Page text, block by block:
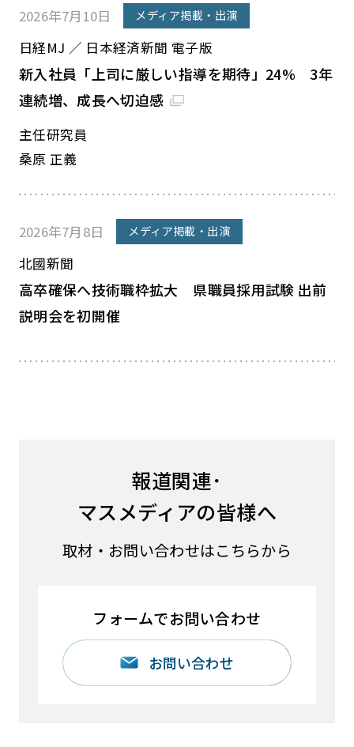
2026年7月10日 メディア掲載・出演
日経MJ ／ 日本経済新聞 電子版
新入社員「上司に厳しい指導を期待」24% 3年
連続増、成長へ切迫感
主任研究員
桑原 正義
2026年7月8日 メディア掲載・出演
北國新聞
高卒確保へ技術職枠拡大 県職員採用試験 出前
説明会を初開催
報道関連･
マスメディアの皆様へ
取材・お問い合わせはこちらから
フォームでお問い合わせ
お問い合わせ